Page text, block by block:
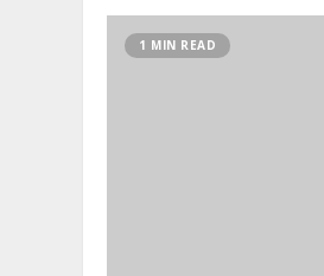
1 MIN READ